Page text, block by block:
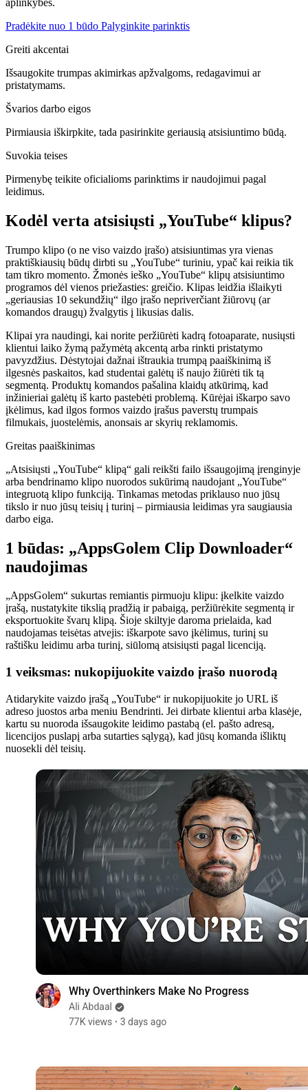
Pradėkite nuo 1 būdo Palyginkite parinktis
Greiti akcentai
Išsaugokite trumpas akimirkas apžvalgoms, redagavimui ar
pristatymams.
Švarios darbo eigos
Pirmiausia iškirpkite, tada pasirinkite geriausią atsisiuntimo būdą.
Suvokia teises
Pirmenybę teikite oficialioms parinktims ir naudojimui pagal
leidimus.
Kodėl verta atsisiųsti „YouTube“ klipus?
Trumpo klipo (o ne viso vaizdo įrašo) atsisiuntimas yra vienas
praktiškiausių būdų dirbti su „YouTube“ turiniu, ypač kai reikia tik
tam tikro momento. Žmonės ieško „YouTube“ klipų atsisiuntimo
programos dėl vienos priežasties: greičio. Klipas leidžia išlaikyti
„geriausias 10 sekundžių“ ilgo įrašo nepriverčiant žiūrovų (ar
komandos draugų) žvalgytis į likusias dalis.
Klipai yra naudingi, kai norite peržiūrėti kadrą fotoaparate, nusiųsti
klientui laiko žymą pažymėtą akcentą arba rinkti pristatymo
pavyzdžius. Dėstytojai dažnai ištraukia trumpą paaiškinimą iš
ilgesnės paskaitos, kad studentai galėtų iš naujo žiūrėti tik tą
segmentą. Produktų komandos pašalina klaidų atkūrimą, kad
inžinieriai galėtų iš karto pastebėti problemą. Kūrėjai iškarpo savo
įkėlimus, kad ilgos formos vaizdo įrašus paverstų trumpais
filmukais, juostelėmis, anonsais ar skyrių reklamomis.
Greitas paaiškinimas
„Atsisiųsti „YouTube“ klipą“ gali reikšti failo išsaugojimą įrenginyje
arba bendrinamo klipo nuorodos sukūrimą naudojant „YouTube“
integruotą klipo funkciją. Tinkamas metodas priklauso nuo jūsų
tikslo ir nuo jūsų teisių į turinį – pirmiausia leidimas yra saugiausia
darbo eiga.
1 būdas: „AppsGolem Clip Downloader“
naudojimas
„AppsGolem“ sukurtas remiantis pirmuoju klipu: įkelkite vaizdo
įrašą, nustatykite tikslią pradžią ir pabaigą, peržiūrėkite segmentą ir
eksportuokite švarų klipą. Šioje skiltyje daroma prielaida, kad
naudojamas teisėtas atvejis: iškarpote savo įkėlimus, turinį su
raštišku leidimu arba turinį, siūlomą atsisiųsti pagal licenciją.
1 veiksmas: nukopijuokite vaizdo įrašo nuorodą
Atidarykite vaizdo įrašą „YouTube“ ir nukopijuokite jo URL iš
adreso juostos arba meniu Bendrinti. Jei dirbate klientui arba klasėje,
kartu su nuoroda išsaugokite leidimo pastabą (el. pašto adresą,
licencijos puslapį arba sutarties sąlygą), kad jūsų komanda išliktų
nuosekli dėl teisių.